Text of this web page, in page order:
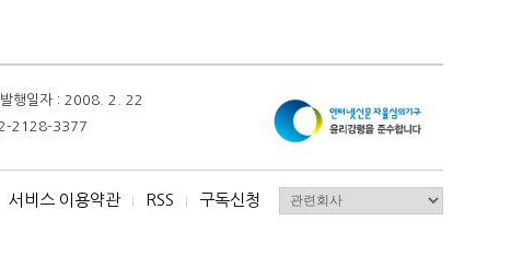
발행일자 : 2008. 2. 22
2128-3377
서비스 이용약관 I RSS I 구독신청